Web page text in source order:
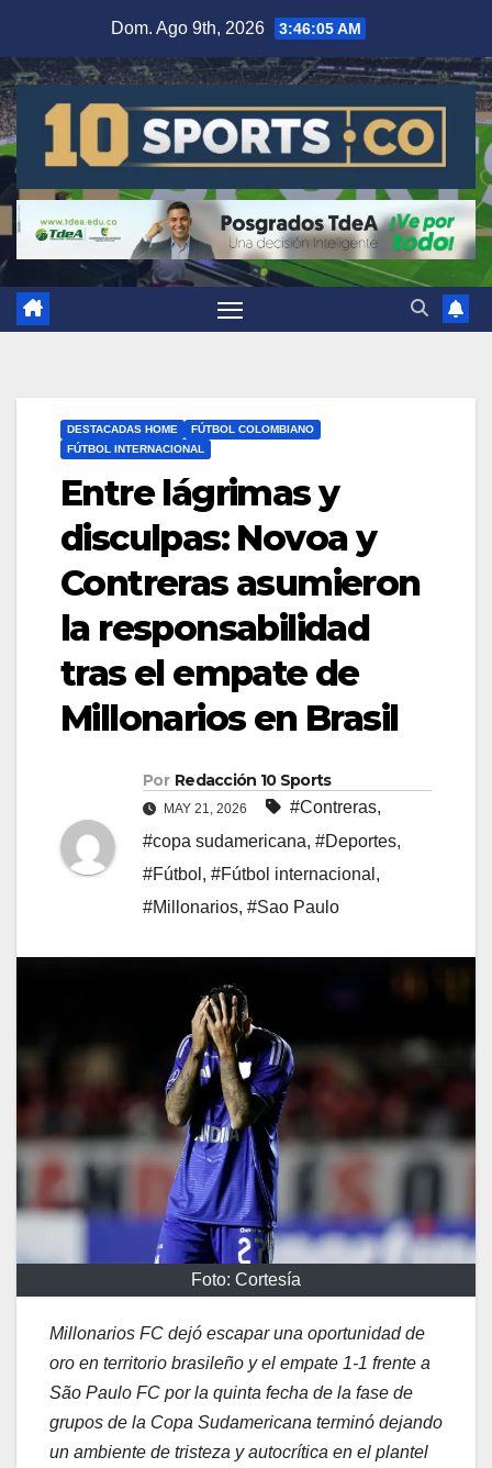
Dom. Ago 9th, 2026 3:46:05 AM
DESTACADAS HOME
FÚTBOL COLOMBIANO
FÚTBOL INTERNACIONAL
Entre lágrimas y
disculpas: Novoa y
Contreras asumieron
la responsabilidad
tras el empate de
Millonarios en Brasil
Por Redacción 10 Sports
MAY 21, 2026 #Contreras,
#copa sudamericana, #Deportes,
#Fútbol , #Fútbol internacional ,
#Millonarios, #Sao Paulo
Foto: Cortesía
Millonarios FC dejó escapar una oportunidad de
oro en territorio brasileño y el empate 1-1 frente a
São Paulo FC por la quinta fecha de la fase de
grupos de la Copa Sudamericana terminó dejando
un ambiente de tristeza y autocrítica en el plantel